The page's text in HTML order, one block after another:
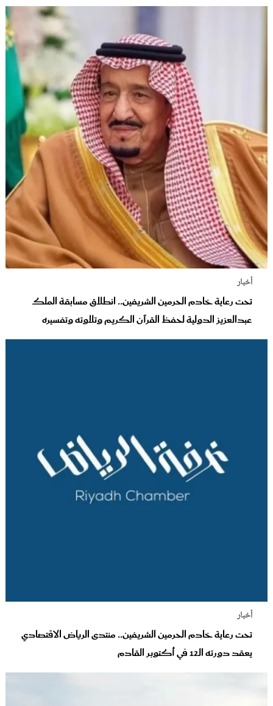
أخبار
تحت رعاية خادم الحرمين الشريفين.. انطلاق مسابقة الملك
عبدالعزيز الدولية لحفظ القرآن الكريم وتلاوته وتفسيره
أخبار
تحت رعاية خادم الحرمين الشريفين.. منتدى الرياض الاقتصادي
يعقد دورته الـ12 في أكتوبر القادم